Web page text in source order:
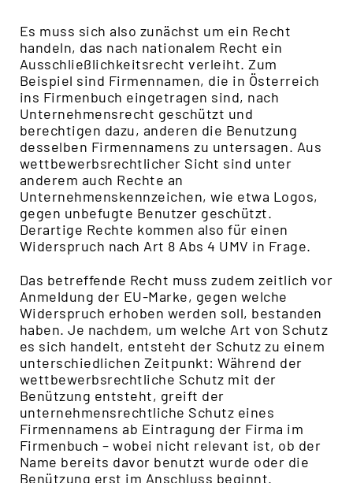
Es muss sich also zunächst um ein Recht
handeln, das nach nationalem Recht ein
Ausschließlichkeitsrecht verleiht. Zum
Beispiel sind Firmennamen, die in Österreich
ins Firmenbuch eingetragen sind, nach
Unternehmensrecht geschützt und
berechtigen dazu, anderen die Benutzung
desselben Firmennamens zu untersagen. Aus
wettbewerbsrechtlicher Sicht sind unter
anderem auch Rechte an
Unternehmenskennzeichen, wie etwa Logos,
gegen unbefugte Benutzer geschützt.
Derartige Rechte kommen also für einen
Widerspruch nach Art 8 Abs 4 UMV in Frage.
Das betreffende Recht muss zudem zeitlich vor
Anmeldung der EU-Marke, gegen welche
Widerspruch erhoben werden soll, bestanden
haben. Je nachdem, um welche Art von Schutz
es sich handelt, entsteht der Schutz zu einem
unterschiedlichen Zeitpunkt: Während der
wettbewerbsrechtliche Schutz mit der
Benützung entsteht, greift der
unternehmensrechtliche Schutz eines
Firmennamens ab Eintragung der Firma im
Firmenbuch – wobei nicht relevant ist, ob der
Name bereits davor benutzt wurde oder die
Benützung erst im Anschluss beginnt.